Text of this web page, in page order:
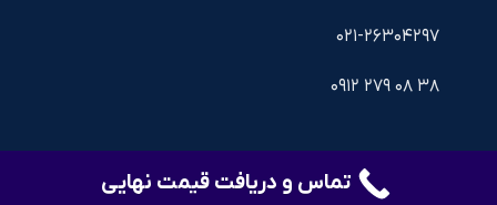
۰۲۱-۲۶۳۰۴۲۹۷
۳۸ ۰۸ ۲۷۹ ۰۹۱۲
©2025 shiralat.online - All Rights Reserved
تماس و دریافت قیمت نهایی